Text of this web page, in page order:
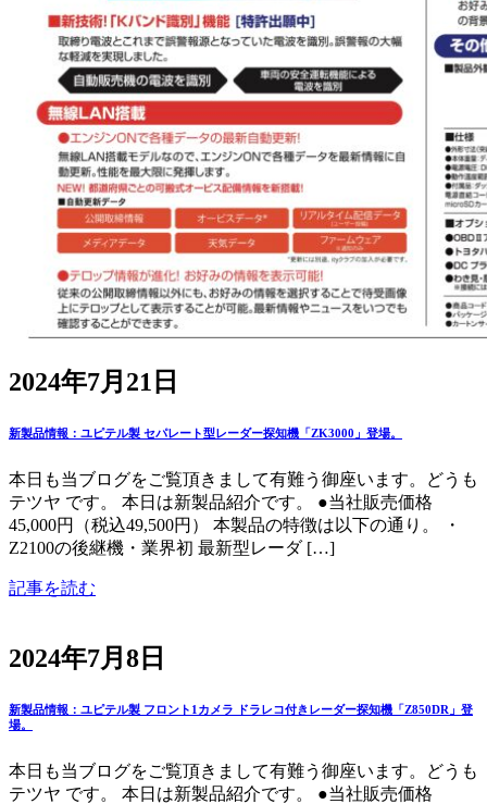
2024年7月21日
新製品情報：ユピテル製 セパレート型レーダー探知機「ZK3000」登場。
本日も当ブログをご覧頂きまして有難う御座います。どうも
テツヤ です。 本日は新製品紹介です。 ●当社販売価格
45,000円（税込49,500円） 本製品の特徴は以下の通り。 ・
Z2100の後継機・業界初 最新型レーダ […]
記事を読む
2024年7月8日
新製品情報：ユピテル製 フロント1カメラ ドラレコ付きレーダー探知機「Z850DR」登
場。
本日も当ブログをご覧頂きまして有難う御座います。どうも
テツヤ です。 本日は新製品紹介です。 ●当社販売価格